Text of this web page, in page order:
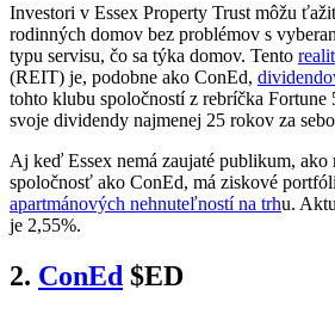
Investori v Essex Property Trust môžu
rodinných domov bez problémov s
typu servisu, čo sa týka domov. Tento
(REIT) je, podobne ako ConEd,
tohto klubu spoločností z rebríčka Fortune
svoje dividendy najmenej 25 rokov za
Aj keď Essex nemá zaujaté publikum, ako
spoločnosť ako ConEd, má ziskové
apartmánových nehnuteľností na trhu.
je 2,55%.
2. ConEd $ED